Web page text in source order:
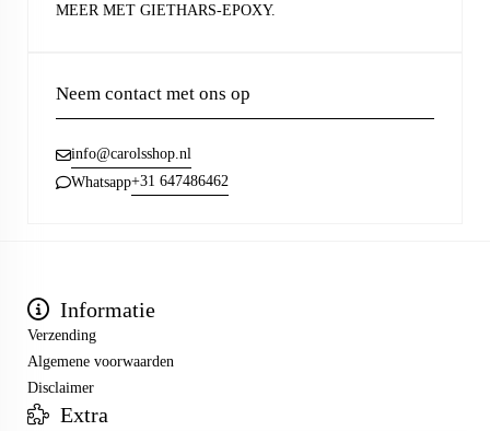
MEER MET GIETHARS-EPOXY.
Neem contact met ons op
info@carolsshop.nl
Whatsapp+31 647486462
Informatie
Verzending
Algemene voorwaarden
Disclaimer
Extra